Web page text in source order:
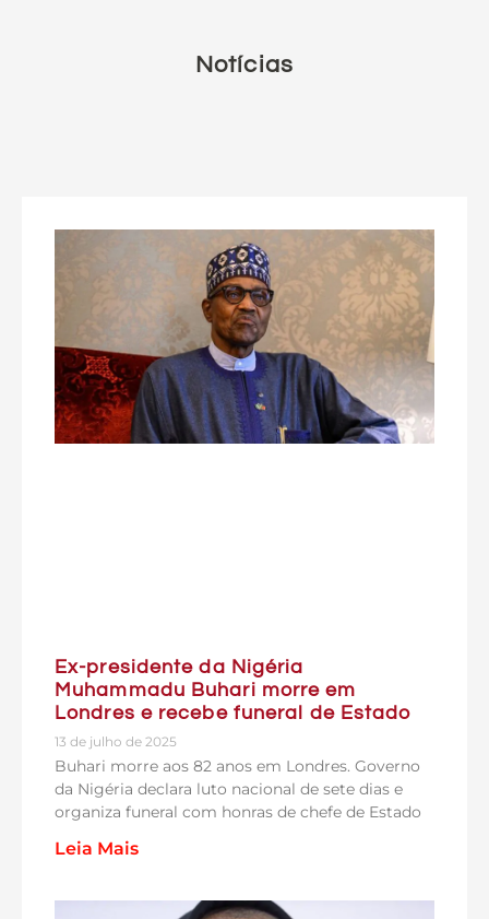
Notícias
Ex-presidente da Nigéria
Muhammadu Buhari morre em
Londres e recebe funeral de Estado
13 de julho de 2025
Buhari morre aos 82 anos em Londres. Governo
da Nigéria declara luto nacional de sete dias e
organiza funeral com honras de chefe de Estado
Leia Mais